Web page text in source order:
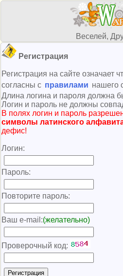
Веселей,
Регистрация
Регистрация на сайте означает
согласны с правилами нашего
Длина логина и пароля должна
Логин и пароль не должны
В полях логин и пароль
символы латинского
дефис!
Логин:
Пароль:
Повторите пароль:
Ваш e-mail:(желательно)
Проверочный код: